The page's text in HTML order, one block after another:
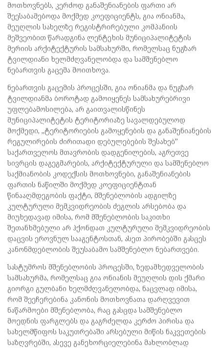
მოთხოვნებს, კერძოდ განაშენიანების ფართი არ
შეესაბამებოდა მოქმედ კოეფიციენტს, გია ონიანმა,
მეუღლის სახელზე რეგისტრირებული კომპანიის
მეშვეობით წარადგინა ლენტეხის მუნიციპალიტეტის
მერიის არქიტექტურის სამსახურში, რომელსაც ნუგზარ
ტვილდიანი ხელმძღვანელობდა და სამშენებლო
ნებართვის გაცემა მოითხოვა.
ნებართვის გაცემის პროცესში, გია ონიანმა და ნუგზარ
ტვილდიანმა ბოროტად გამოიყენეს სამსახურებრივი
უფლებამოსილება, არ გაითვალისწინეს
მუნიციპალიტეტის ტერიტორიაზე სავალდებულოდ
მოქმედი, ,,ტერიტორიების გამოყენების და განაშენიანების
რეგულირების ძირითადი დებულებების შესახებ’’
საქართველოს მთავრობის დადგენილების, აგრეთვე
სივრცის დაგეგმარების, არქიტექტურული და სამშენებლო
საქმიანობის კოდექსის მოთხოვნები, განაშენიანების
ფართის ნაწილში მოქმედ კოეფიციენტთან
წინააღმდეგობის ფაქტი, მშენებლობის ადგილზე
კულტურული მემკვიდრეობის ძეგლის არსებობა და
მიუხედავად იმისა, რომ მშენებლობის საკითხი
შეთანხმებული არ ჰქონდათ კულტურული მემკვიდრეობის
დაცვის ეროვნულ სააგენტოსთან, ასეთ პირობებში გასცეს
კანონმდებლობის შეუსაბამო სამშენებლო ნებართვები.
სასტუმროს მშენებლობის პროცესში, ზედამხედველობის
სამსახურმა, რომელსაც გია ონიანის მეუღლის დის ქმარი
გიორგი გულბანი ხელმძღვანელობდა, ნაცვლად იმისა,
რომ შეეჩერებინა კანონის მოთხოვნათა დარღვევით
ნაწარმოები მშენებლობა, რაც გასცდა სამშენებლო
მოედნის ფარგლებს და გაგრძელდა კერძო პირისა და
სახელმწიფოს საკუთრებაში არსებული მიწის ნაკვეთების
საზღვრებში, ასევე განეხორციელებინა მახლობლად